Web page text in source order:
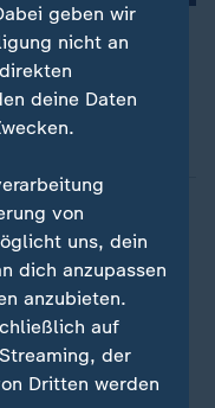
des
beider Parteien
zurück.
in
gemacht
sieht darin
geben wir
nicht an
deine Daten
von
uns, dein
dich anzupassen
anzubieten.
auf
der
Dritten werden